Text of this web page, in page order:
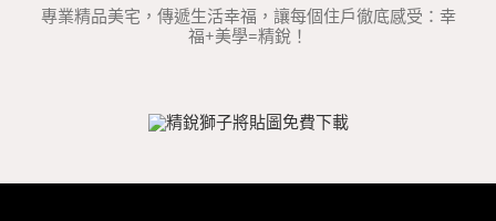
專業精品美宅，傳遞生活幸福，讓每個住戶徹底感受：幸
福+美學=精銳！